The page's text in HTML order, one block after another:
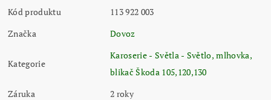
Kód produktu
113 922 003
Značka
Dovoz
Kategorie
Karoserie - Světla - Světlo, mlhovka,
blikač Škoda 105,120,130
Záruka
2 roky